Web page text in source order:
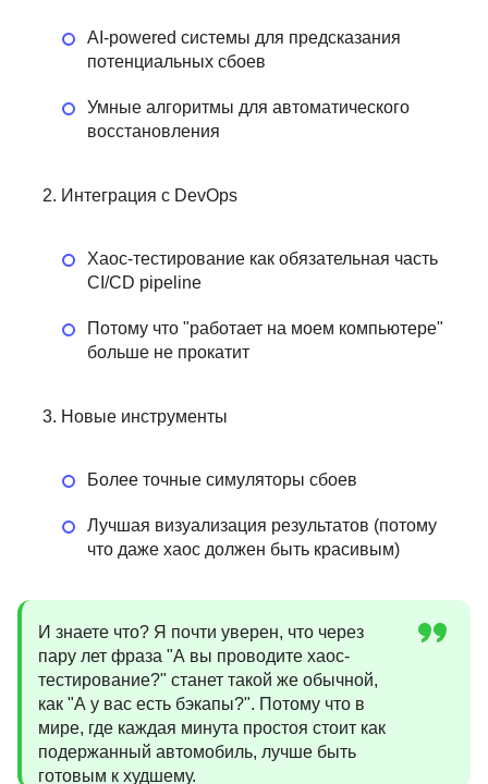
AI-powered системы для предсказания
потенциальных сбоев
Умные алгоритмы для автоматического
восстановления
Интеграция с DevOps
Хаос-тестирование как обязательная часть
CI/CD pipeline
Потому что "работает на моем компьютере"
больше не прокатит
Новые инструменты
Более точные симуляторы сбоев
Лучшая визуализация результатов (потому
что даже хаос должен быть красивым)
И знаете что? Я почти уверен, что через
пару лет фраза "А вы проводите хаос-
тестирование?" станет такой же обычной,
как "А у вас есть бэкапы?". Потому что в
мире, где каждая минута простоя стоит как
подержанный автомобиль, лучше быть
готовым к худшему.